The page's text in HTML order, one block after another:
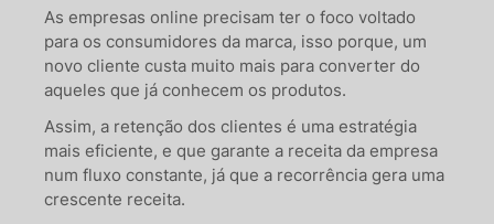
As empresas online precisam ter o foco voltado
para os consumidores da marca, isso porque, um
novo cliente custa muito mais para converter do
aqueles que já conhecem os produtos.
Assim, a retenção dos clientes é uma estratégia
mais eficiente, e que garante a receita da empresa
num fluxo constante, já que a recorrência gera uma
crescente receita.